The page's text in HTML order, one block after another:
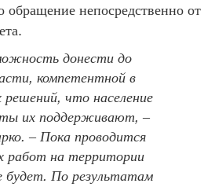
обращение непосредственно от
.
донести до
, компетентной в
решений, что население
их поддерживают, –
. – Пока проводится
работ на территории
будет. По результатам